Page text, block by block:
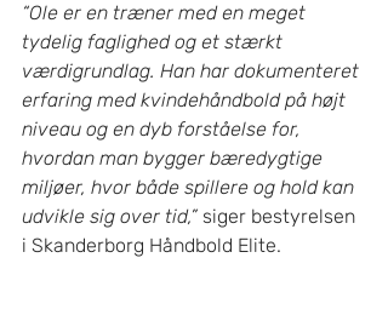
“Ole er en træner med en meget
tydelig faglighed og et stærkt
værdigrundlag. Han har dokumenteret
erfaring med kvindehåndbold på højt
niveau og en dyb forståelse for,
hvordan man bygger bæredygtige
miljøer, hvor både spillere og hold kan
udvikle sig over tid,” siger bestyrelsen
i Skanderborg Håndbold Elite.